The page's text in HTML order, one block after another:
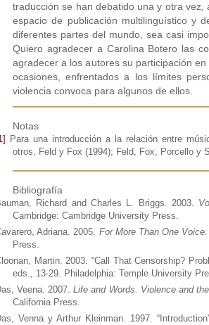
traducción se han debatido una y otra
espacio de publicación multilinguístico y
diferentes partes del mundo, sea casi
Quiero agradecer a Carolina Botero las
agradecer a los autores su participación
ocasiones, enfrentados a los límites
violencia convoca para algunos de ellos.
Notas
Para una introducción a la relación entre
otros, Feld y Fox (1994); Feld, Fox, Porcello y
Bibliografía
Richard and Charles L. Briggs. 2003.
Cambridge: Cambridge University Press.
Adriana. 2005. For More Than One
Press.
Martin. 2003. “Call That Censorship?
eds., 13-29. Philadelphia: Temple University
Veena. 2007.Life and Words. Violence and
California Press.
Venna y Arthur Kleinman. 1997.